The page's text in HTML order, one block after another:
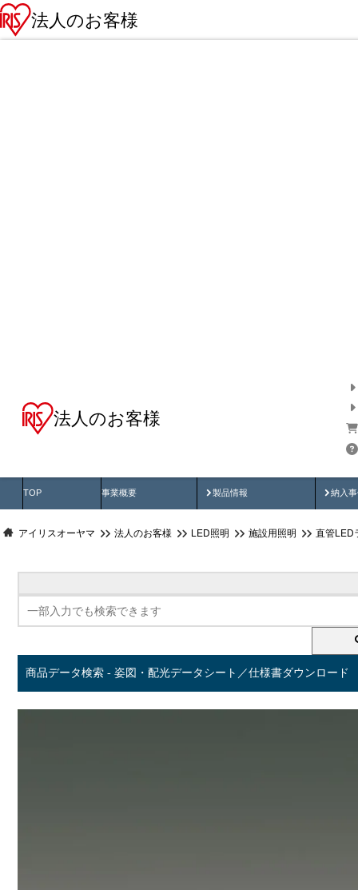
法人のお客様
法人のお客様
TOP 事業概要 製品情報
製品動画 納入
納
アイリスオーヤマ 法人のお客様 LED照明 施設用照明 直管LED
商品データ検索 - 姿図・配光データシート／仕様書ダウンロード